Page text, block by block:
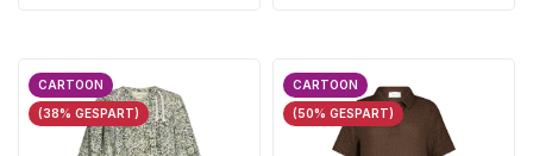
CARTOON
(38% GESPART)
CARTOON
(50% GESPART)